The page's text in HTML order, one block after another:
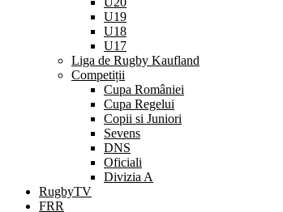
U19
U18
U17
Liga de Rugby Kaufland
Competiții
Cupa României
Cupa Regelui
Copii si Juniori
Sevens
DNS
Oficiali
Divizia A
RugbyTV
FRR